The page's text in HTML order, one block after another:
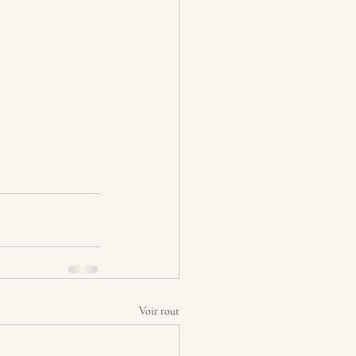
Voir tout